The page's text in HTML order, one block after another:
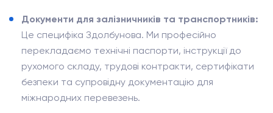
Документи для залізничників та транспортників:
Це специфіка Здолбунова. Ми професійно
перекладаємо технічні паспорти, інструкції до
рухомого складу, трудові контракти, сертифікати
безпеки та супровідну документацію для
міжнародних перевезень.